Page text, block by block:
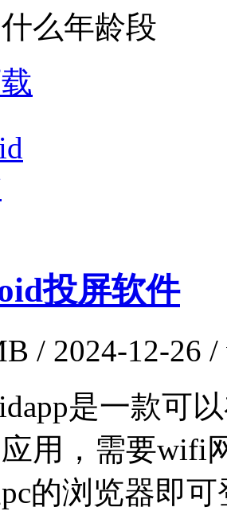
么年龄段
投屏软件
/ 2024-12-26
是一款可
用，需要wifi
的浏览器即